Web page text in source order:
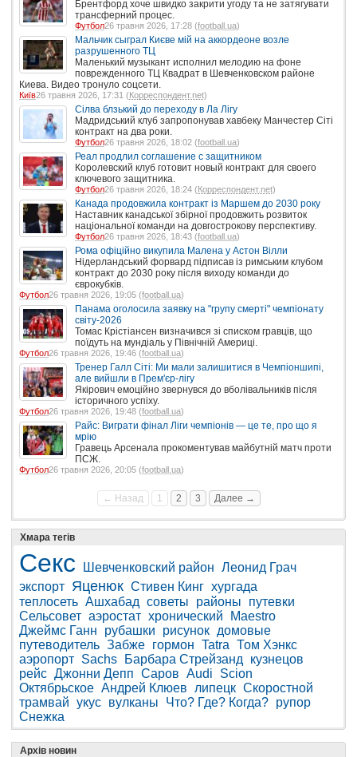
Брентфорд хоче швидко закрити угоду та не затягувати
трансферний процес.
Футбол26 травня 2026, 17:28 (football.ua)
Мальчик сыграл Києве мій на аккордеоне возле
разрушенного ТЦ
Маленький музыкант исполнил мелодию на фоне
поврежденного ТЦ Квадрат в Шевченковском районе
Киева. Видео тронуло соцсети.
Київ26 травня 2026, 17:31 (Корреспондент.net)
Сілва блзький до переходу в Ла Лігу
Мадридський клуб запропонував хавбеку Манчестер Сіті
контракт на два роки.
Футбол26 травня 2026, 18:02 (football.ua)
Реал продлил соглашение с защитником
Королевский клуб готовит новый контракт для своего
ключевого защитника.
Футбол26 травня 2026, 18:24 (Корреспондент.net)
Канада продовжила контракт із Маршем до 2030 року
Наставник канадської збірної продовжить розвиток
національної команди на довгострокову перспективу.
Футбол26 травня 2026, 18:43 (football.ua)
Рома офіційно викупила Малена у Астон Вілли
Нідерландський форвард підписав із римським клубом
контракт до 2030 року після виходу команди до
єврокубків.
Футбол26 травня 2026, 19:05 (football.ua)
Панама оголосила заявку на "групу смерті" чемпіонату
світу-2026
Томас Крістіансен визначився зі списком гравців, що
поїдуть на мундіаль у Північній Америці.
Футбол26 травня 2026, 19:46 (football.ua)
Тренер Галл Сіті: Ми мали залишитися в Чемпіоншипі,
але вийшли в Прем'єр-лігу
Якірович емоційно звернувся до вболівальників після
історичного успіху.
Футбол26 травня 2026, 19:48 (football.ua)
Райс: Виграти фінал Ліги чемпіонів — це те, про що я
мрію
Гравець Арсенала прокоментував майбутній матч проти
ПСЖ.
Футбол26 травня 2026, 20:05 (football.ua)
← Назад 1 2 3 Далее →
Хмара тегів
Секс Шевченковский район Леонид Грач
экспорт Яценюк Стивен Кинг хургада
теплосеть Ашхабад советы районы
путевки
Сельсовет аэростат хронический
Maestro
Джеймс Ганн
рубашки рисунок домовые
путеводитель Забже гормон Tatra Том Хэнкс
аэропорт Sachs Барбара Стрейзанд
кузнецов
рейс Джонни Депп Саров Audi
Scion
Октябрьское Андрей Клюев липецк Скоростной
трамвай укус вулканы Что? Где? Когда? рупор
Снежка
Архів новин